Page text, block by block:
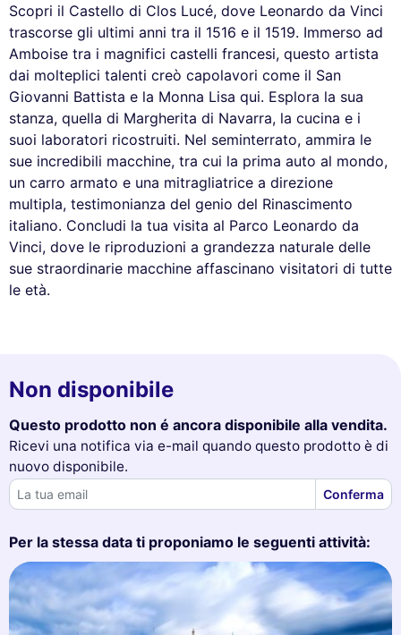
Scopri il Castello di Clos Lucé, dove Leonardo da Vinci
trascorse gli ultimi anni tra il 1516 e il 1519. Immerso ad
Amboise tra i magnifici castelli francesi, questo artista
dai molteplici talenti creò capolavori come il San
Giovanni Battista e la Monna Lisa qui. Esplora la sua
stanza, quella di Margherita di Navarra, la cucina e i
suoi laboratori ricostruiti. Nel seminterrato, ammira le
sue incredibili macchine, tra cui la prima auto al mondo,
un carro armato e una mitragliatrice a direzione
multipla, testimonianza del genio del Rinascimento
italiano. Concludi la tua visita al Parco Leonardo da
Vinci, dove le riproduzioni a grandezza naturale delle
sue straordinarie macchine affascinano visitatori di tutte
le età.
Non disponibile
Questo prodotto non é ancora disponibile alla vendita.
Ricevi una notifica via e-mail quando questo prodotto è di
nuovo disponibile.
Conferma
Per la stessa data ti proponiamo le seguenti attività: